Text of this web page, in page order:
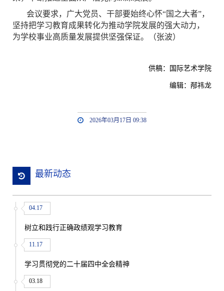
会议要求，广大党员、干部要始终心怀“国之大者”，
坚持把学习教育成果转化为推动学院发展的强大动力，
为学校事业高质量发展提供坚强保证。（张波）
供稿：国际艺术学院
编辑：邴祎龙
2026年03月17日 09:38
最新动态
04.17
树立和践行正确政绩观学习教育
11.17
学习贯彻党的二十届四中全会精神
03.18